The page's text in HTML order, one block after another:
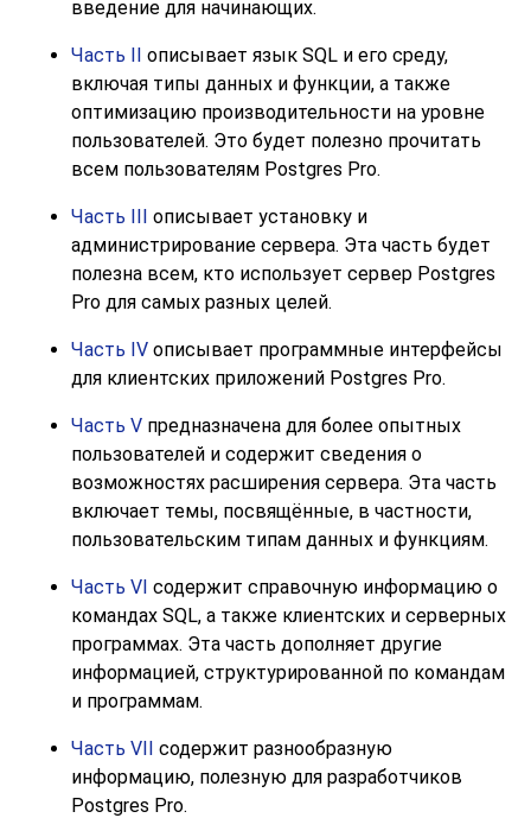
введение для начинающих.
Часть II описывает язык SQL и его среду,
включая типы данных и функции, а также
оптимизацию производительности на уровне
пользователей. Это будет полезно прочитать
всем пользователям Postgres Pro.
Часть III описывает установку и
администрирование сервера. Эта часть будет
полезна всем, кто использует сервер Postgres
Pro для самых разных целей.
Часть IV описывает программные интерфейсы
для клиентских приложений Postgres Pro.
Часть V предназначена для более опытных
пользователей и содержит сведения о
возможностях расширения сервера. Эта часть
включает темы, посвящённые, в частности,
пользовательским типам данных и функциям.
Часть VI содержит справочную информацию о
командах SQL, а также клиентских и серверных
программах. Эта часть дополняет другие
информацией, структурированной по командам
и программам.
Часть VII содержит разнообразную
информацию, полезную для разработчиков
Postgres Pro.